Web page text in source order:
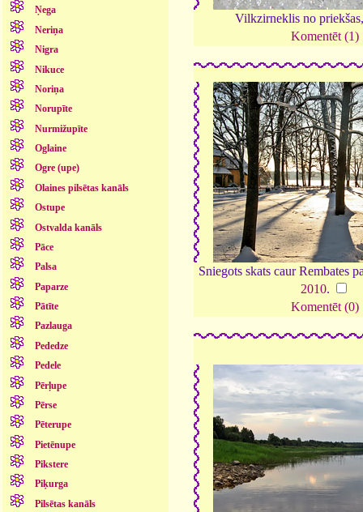
Ņega
Neriņa
Nigra
Nikuce
Noriņa
Norupīte
Nurmižupīte
Oglaine
Ogre (upe)
Olaines pilsētas kanāls
Ostupe
Ostvalda kanāls
Pāce
Palsa
Paparze
Pātīte
Pazlauga
Pededze
Pedele
Pērļupe
Pērse
Pēterupe
Pietēnupe
Pikstere
Piķurga
Pilsētas kanāls
Vilkzirneklis no
Komentēt (1)
Sniegots skats caur Rembates
2010.
Komentēt (0)